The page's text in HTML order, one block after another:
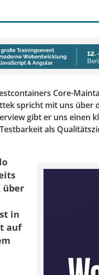
Core-
spricht mit uns über
gibt er uns einen
als
über
in
auf